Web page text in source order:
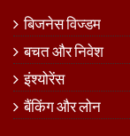
बिजनेस विज्डम
बचत और निवेश
इंश्योरेंस
बैंकिंग और लोन